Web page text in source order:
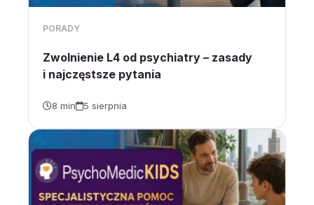
PORADY
Zwolnienie L4 od psychiatry – zasady
i najczęstsze pytania
8 min 5 sierpnia